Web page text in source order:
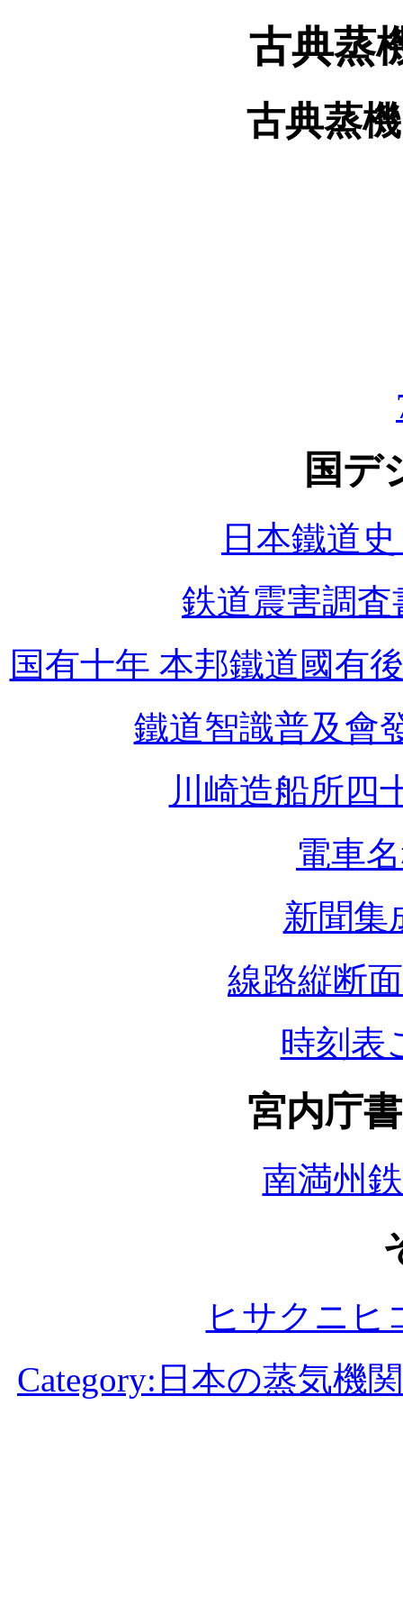
古典蒸
古典蒸
国デ
日本鐵道
鉄道震害調
国有十年 本邦鐵道國有
鐵道智識普及會
川崎造船所四
電車
新聞集
線路縦断
時刻表
宮内庁
南満州
ヒサクニヒ
Category:日本の蒸気機